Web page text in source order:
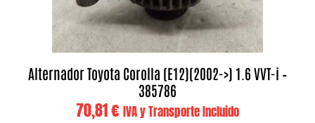
Alternador Toyota Corolla (E12)(2002->) 1.6 VVT-i –
385786
70,81€ IVA y Transporte Incluido